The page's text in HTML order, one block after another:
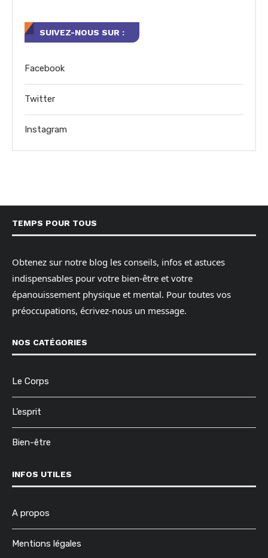
SUIVEZ-NOUS SUR :
Facebook
Twitter
Instagram
TEMPS POUR TOUS
Obtenez sur notre blog les conseils, infos et astuces
indispensables pour votre bien-être et votre
épanouissement physique et mental. Pour toutes vos
préoccupations, écrivez-nous un message.
NOS CATÉGORIES
Le Corps
L’esprit
Bien-être
INFOS UTILES
A propos
Mentions légales